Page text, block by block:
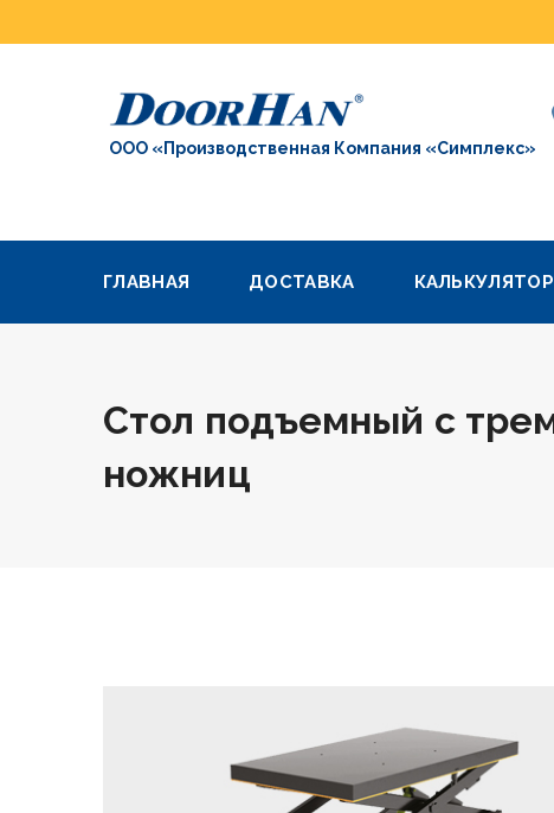
ООО «Производственная Компания «Симплекс»
ГЛАВНАЯ ДОСТАВКА КАЛЬКУЛЯТОР
Стол подъемный с
ножниц